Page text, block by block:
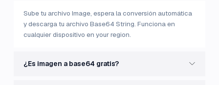
Sube tu archivo Image, espera la conversión automática
y descarga tu archivo Base64 String. Funciona en
cualquier dispositivo en your region.
¿Es imagen a base64 gratis?